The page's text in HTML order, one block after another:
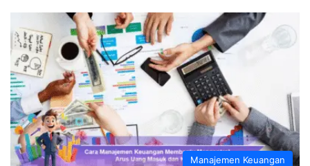
Manajemen Keuangan